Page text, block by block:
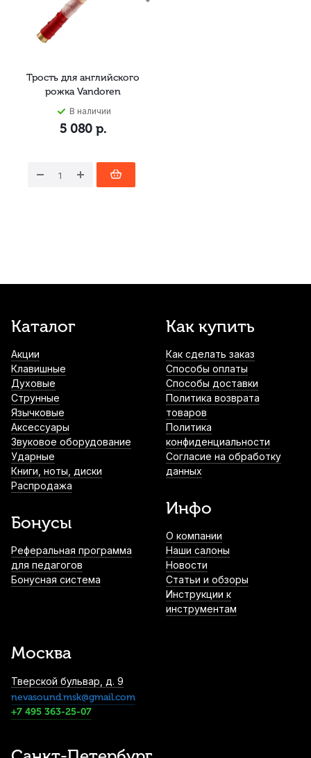
Трость для английского
рожка Vandoren
В наличии
5 080 р.
Каталог
Акции
Клавишные
Духовые
Струнные
Язычковые
Аксессуары
Звуковое оборудование
Ударные
Книги, ноты, диски
Распродажа
Бонусы
Реферальная программа
для педагогов
Бонусная система
Как купить
Как сделать заказ
Способы оплаты
Способы доставки
Политика возврата
товаров
Политика
конфиденциальности
Согласие на обработку
данных
Инфо
О компании
Наши салоны
Новости
Статьи и обзоры
Инструкции к
инструментам
Москва
Тверской бульвар, д. 9
nevasound.msk@gmail.com
+7 495 363-25-07